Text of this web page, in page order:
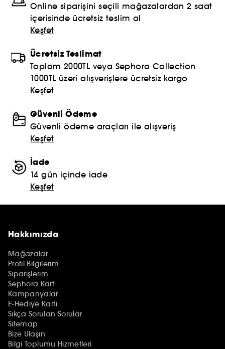
Online siparişini seçili mağazalardan 2 saat
içerisinde ücretsiz teslim al
Keşfet
Ücretsiz Teslimat
Toplam 2000TL veya Sephora Collection
1000TL üzeri alışverişlere ücretsiz kargo
Keşfet
Güvenli Ödeme
Güvenli ödeme araçları ile alışveriş
Keşfet
İade
14 gün içinde iade
Keşfet
Hakkımızda
Mağazalar
Profil Bilgilerim
Siparişlerim
Sephora Kart
Kampanyalar
E-Hediye Kartı
Sıkça Sorulan Sorular
Sitemap
Bize Ulaşın
Bilgi Toplumu Hizmetleri